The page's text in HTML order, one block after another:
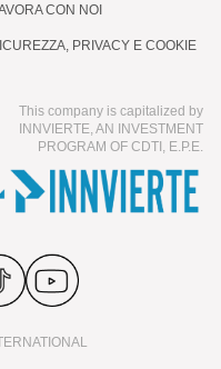
CON NOI
PRIVACY E COOKIE
This company is capitalized by
INNVIERTE, AN INVESTMENT
PROGRAM OF CDTI, E.P.E.